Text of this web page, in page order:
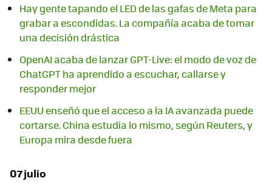
Hay gente tapando el LED de las gafas de Meta para
grabar a escondidas. La compañía acaba de tomar
una decisión drástica
OpenAI acaba de lanzar GPT-Live: el modo de voz de
ChatGPT ha aprendido a escuchar, callarse y
responder mejor
EEUU enseñó que el acceso a la IA avanzada puede
cortarse. China estudia lo mismo, según Reuters, y
Europa mira desde fuera
07 julio